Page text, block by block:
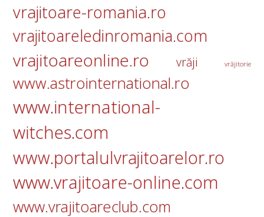
vrajitoare-romania.ro
vrajitoareledinromania.com
vrajitoareonline.ro vrăji vrăjitorie
www.astrointernational.ro
www.international-
witches.com
www.portalulvrajitoarelor.ro
www.vrajitoare-online.com
www.vrajitoareclub.com